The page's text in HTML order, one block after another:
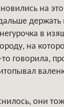
на
в
на
то говорила,
они